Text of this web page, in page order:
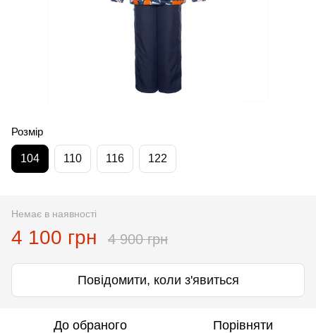
Розмір
104 110 116 122
Немає в наявності
4 100 грн 4 900 грн
Повідомити, коли з'явиться
До обраного Порівняти